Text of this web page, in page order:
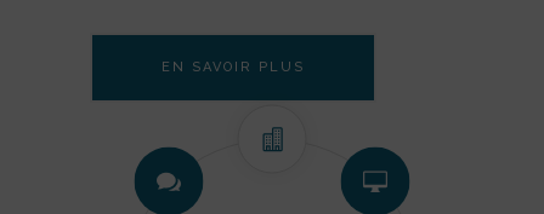
EN SAVOIR PLUS